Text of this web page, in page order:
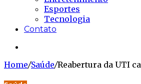
Esportes
Tecnologia
Contato
Home/Saúde/Reabertura da UTI